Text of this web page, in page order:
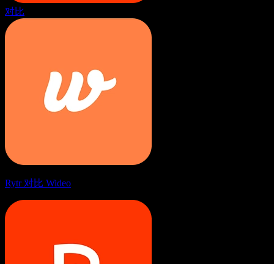
对比
Rytr 对比 Wideo